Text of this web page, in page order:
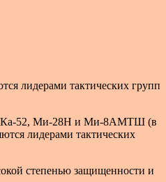
лидерами тактических групп
Ка-52, Ми-28Н и Ми-8АМТШ (в
лидерами тактических
степенью защищенности и